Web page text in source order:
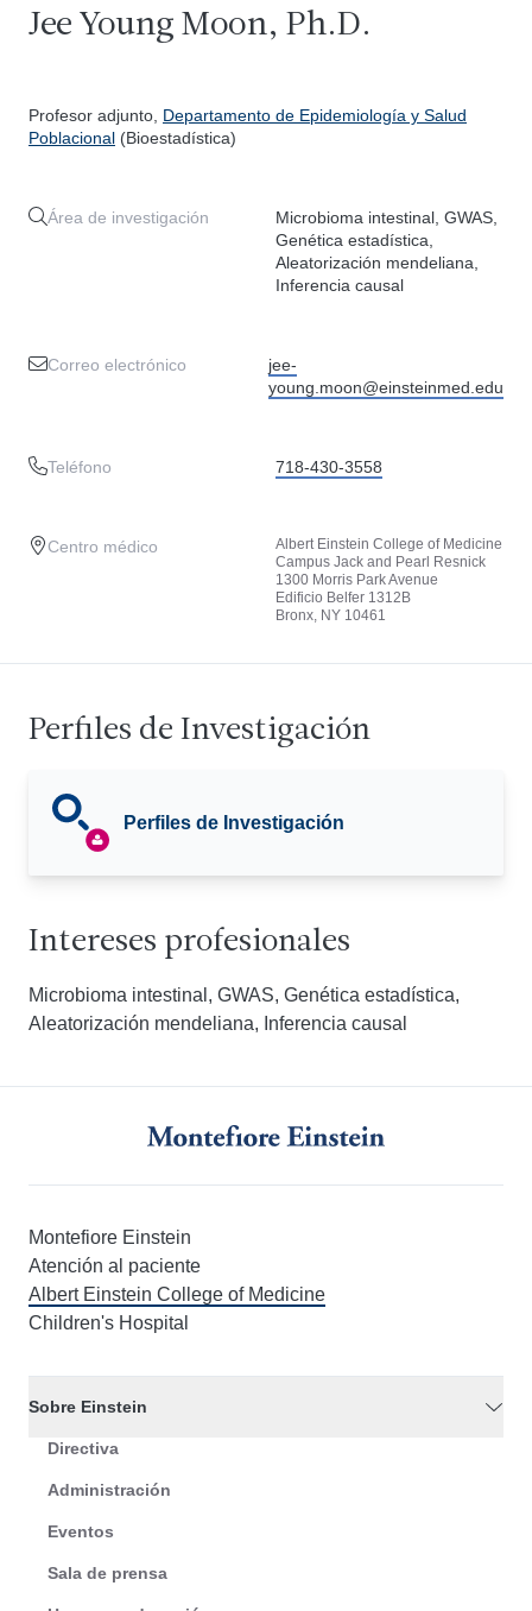
Jee Young Moon, Ph.D.
Profesor adjunto, Departamento de Epidemiología y Salud
Poblacional (Bioestadística)
Área de investigación
Microbioma intestinal, GWAS,
Genética estadística,
Aleatorización mendeliana,
Inferencia causal
Correo electrónico
jee-
young.moon@einsteinmed.edu
Teléfono 718-430-3558
Centro médico
Albert Einstein College of Medicine
Campus Jack and Pearl Resnick
1300 Morris Park Avenue
Edificio Belfer 1312B
Bronx, NY 10461
Perfiles de Investigación
Perfiles de Investigación
Intereses profesionales
Microbioma intestinal, GWAS, Genética estadística,
Aleatorización mendeliana, Inferencia causal
Montefiore Einstein
Atención al paciente
Albert Einstein College of Medicine
Children's Hospital
Sobre Einstein
Directiva
Administración
Eventos
Sala de prensa